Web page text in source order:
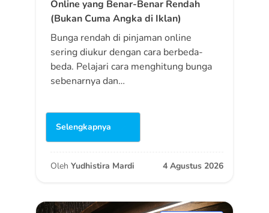
Online yang Benar-Benar Rendah
(Bukan Cuma Angka di Iklan)
Bunga rendah di pinjaman online
sering diukur dengan cara berbeda-
beda. Pelajari cara menghitung bunga
sebenarnya dan…
Selengkapnya
Oleh Yudhistira Mardi 4 Agustus 2026